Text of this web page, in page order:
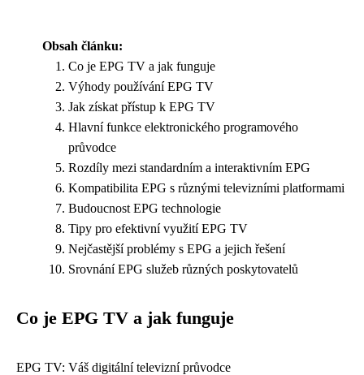
Obsah článku:
Co je EPG TV a jak funguje
Výhody používání EPG TV
Jak získat přístup k EPG TV
Hlavní funkce elektronického programového
průvodce
Rozdíly mezi standardním a interaktivním EPG
Kompatibilita EPG s různými televizními platformami
Budoucnost EPG technologie
Tipy pro efektivní využití EPG TV
Nejčastější problémy s EPG a jejich řešení
Srovnání EPG služeb různých poskytovatelů
Co je EPG TV a jak funguje
EPG TV: Váš digitální televizní průvodce